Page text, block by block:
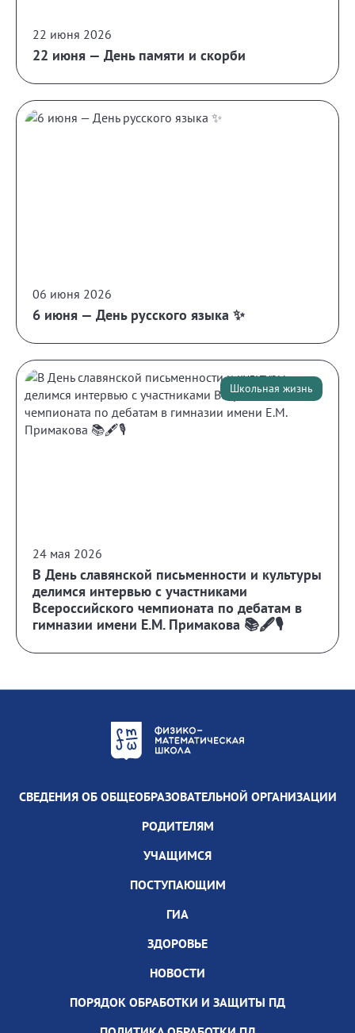
22 июня 2026
22 июня — День памяти и скорби
06 июня 2026
6 июня — День русского языка ✨
Школьная жизнь
24 мая 2026
В День славянской письменности и культуры
делимся интервью с участниками
Всероссийского чемпионата по дебатам в
гимназии имени Е.М. Примакова 📚🖋️🎙️
СВЕДЕНИЯ ОБ ОБЩЕОБРАЗОВАТЕЛЬНОЙ ОРГАНИЗАЦИИ
РОДИТЕЛЯМ
УЧАЩИМСЯ
ПОСТУПАЮЩИМ
ГИА
ЗДОРОВЬЕ
НОВОСТИ
ПОРЯДОК ОБРАБОТКИ И ЗАЩИТЫ ПД